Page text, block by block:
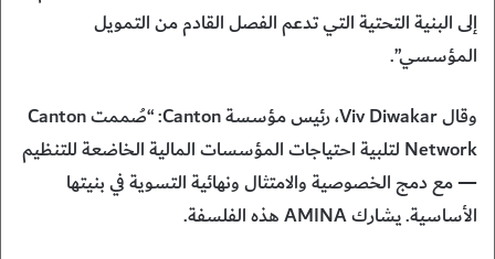
إلى البنية التحتية التي تدعم الفصل القادم من التمويل
المؤسسي”.
وقال Viv Diwakar، رئيس مؤسسة Canton: “صُممت Canton
Network لتلبية احتياجات المؤسسات المالية الخاضعة للتنظيم
— مع دمج الخصوصية والامتثال ونهائية التسوية في بنيتها
الأساسية. يشارك AMINA هذه الفلسفة.